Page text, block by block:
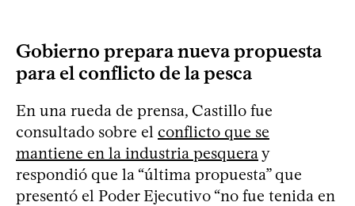
Gobierno prepara nueva propuesta
para el conflicto de la pesca
En una rueda de prensa, Castillo fue
consultado sobre el conflicto que se
mantiene en la industria pesqueray
respondió que la “última propuesta” que
presentó el Poder Ejecutivo “no fue tenida en